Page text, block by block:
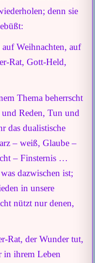
denn sie
Weihnachten, auf
Rat, Gott-Held,
Thema beherrscht
Reden, Tun und
das dualistische
– weiß, Glaube –
– Finsternis …
dazwischen ist;
in unsere
nützt nur denen,
Rat, der Wunder tut,
in ihrem Leben